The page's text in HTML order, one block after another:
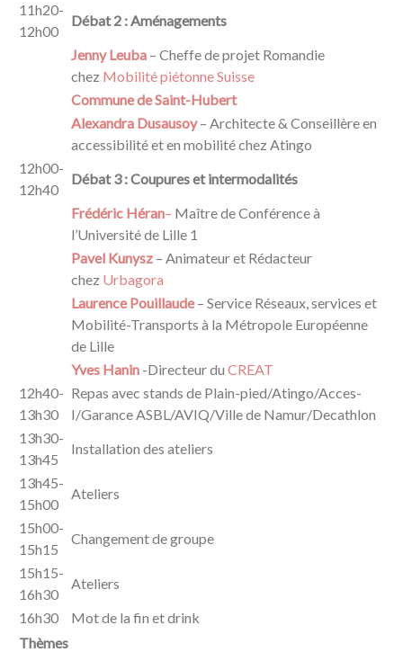
11h20-
12h00
Débat 2 : Aménagements
Jenny Leuba – Cheffe de projet Romandie
chez Mobilité piétonne Suisse
Commune de Saint-Hubert
Alexandra Dusausoy– Architecte & Conseillère en
accessibilité et en mobilité chez Atingo
12h00-
12h40
Débat 3 : Coupures et intermodalités
Frédéric Héran– Maître de Conférence à
l’Université de Lille 1
Pavel Kunysz – Animateur et Rédacteur
chez Urbagora
Laurence Pouillaude– Service Réseaux, services et
Mobilité-Transports à la Métropole Européenne
de Lille
Yves Hanin -Directeur du CREAT
12h40-
13h30
Repas avec stands de Plain-pied/Atingo/Acces-
I/Garance ASBL/AVIQ/Ville de Namur/Decathlon
13h30-
13h45
Installation des ateliers
13h45-
15h00
Ateliers
15h00-
15h15
Changement de groupe
15h15-
16h30
Ateliers
16h30
Mot de la fin et drink
Thèmes